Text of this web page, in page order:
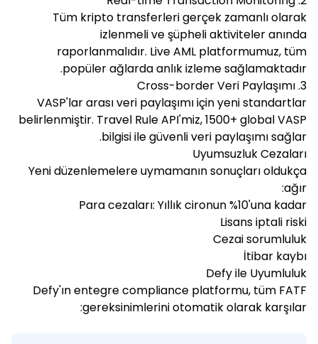
Tüm kripto transferleri gerçek zamanlı olarak
izlenmeli ve şüpheli aktiviteler anında
raporlanmalıdır. Live AML platformumuz, tüm
popüler ağlarda anlık izleme sağlamaktadır.
3. Cross-border Veri Paylaşımı
VASP'lar arası veri paylaşımı için yeni standartlar
belirlenmiştir. Travel Rule API'miz, 1500+ global VASP
bilgisi ile güvenli veri paylaşımı sağlar.
Uyumsuzluk Cezaları
Yeni düzenlemelere uymamanın sonuçları oldukça
ağır:
Para cezaları: Yıllık cironun %10'una kadar
Lisans iptali riski
Cezai sorumluluk
İtibar kaybı
Defy ile Uyumluluk
Defy'ın entegre compliance platformu, tüm FATF
gereksinimlerini otomatik olarak karşılar: